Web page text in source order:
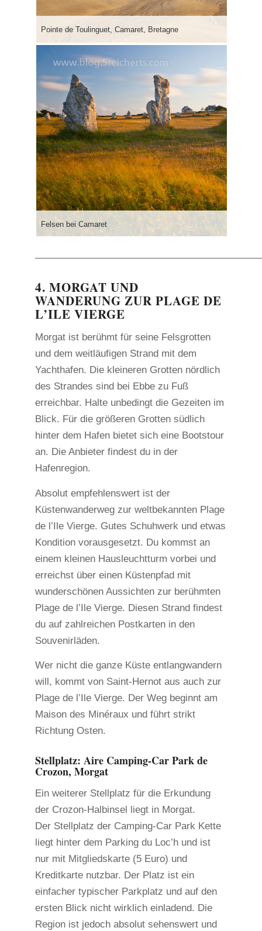
Pointe de Toulinguet, Camaret, Bretagne
Felsen bei Camaret
4. MORGAT UND
WANDERUNG ZUR PLAGE DE
L’ILE VIERGE
Morgat ist berühmt für seine Felsgrotten
und dem weitläufigen Strand mit dem
Yachthafen. Die kleineren Grotten nördlich
des Strandes sind bei Ebbe zu Fuß
erreichbar. Halte unbedingt die Gezeiten im
Blick. Für die größeren Grotten südlich
hinter dem Hafen bietet sich eine Bootstour
an. Die Anbieter findest du in der
Hafenregion.
Absolut empfehlenswert ist der
Küstenwanderweg zur weltbekannten Plage
de l’Ile Vierge. Gutes Schuhwerk und etwas
Kondition vorausgesetzt. Du kommst an
einem kleinen Hausleuchtturm vorbei und
erreichst über einen Küstenpfad mit
wunderschönen Aussichten zur berühmten
Plage de l’Ile Vierge. Diesen Strand findest
du auf zahlreichen Postkarten in den
Souvenirläden.
Wer nicht die ganze Küste entlangwandern
will, kommt von Saint-Hernot aus auch zur
Plage de l’Ile Vierge. Der Weg beginnt am
Maison des Minéraux und führt strikt
Richtung Osten.
Stellplatz: Aire Camping-Car Park de
Crozon, Morgat
Ein weiterer Stellplatz für die Erkundung
der Crozon-Halbinsel liegt in Morgat.
Der Stellplatz der Camping-Car Park Kette
liegt hinter dem Parking du Loc’h und ist
nur mit Mitgliedskarte (5 Euro) und
Kreditkarte nutzbar. Der Platz ist ein
einfacher typischer Parkplatz und auf den
ersten Blick nicht wirklich einladend. Die
Region ist jedoch absolut sehenswert und